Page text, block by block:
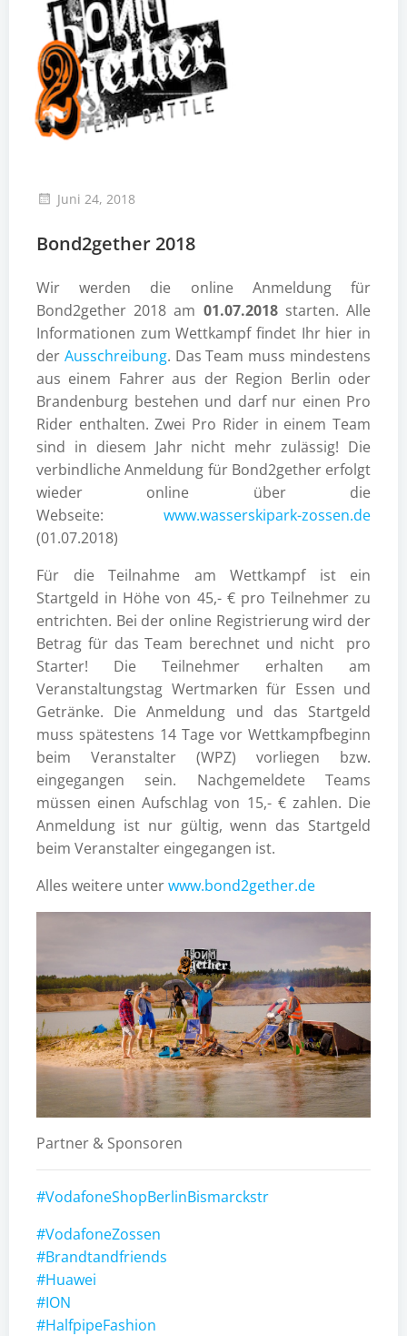
Juni 24, 2018
Bond2gether 2018
Wir werden die online Anmeldung für
Bond2gether 2018 am 01.07.2018starten. Alle
Informationen zum Wettkampf findet Ihr hier in
der Ausschreibung. Das Team muss mindestens
aus einem Fahrer aus der Region Berlin oder
Brandenburg bestehen und darf nur einen Pro
Rider enthalten. Zwei Pro Rider in einem Team
sind in diesem Jahr nicht mehr zulässig! Die
verbindliche Anmeldung für Bond2gether erfolgt
wieder online über die
Webseite: www.wasserskipark-zossen.de
(01.07.2018)
Für die Teilnahme am Wettkampf ist ein
Startgeld in Höhe von 45,- € pro Teilnehmer zu
entrichten. Bei der online Registrierung wird der
Betrag für das Team berechnet und nicht pro
Starter! Die Teilnehmer erhalten am
Veranstaltungstag Wertmarken für Essen und
Getränke. Die Anmeldung und das Startgeld
muss spätestens 14 Tage vor Wettkampfbeginn
beim Veranstalter (WPZ) vorliegen bzw.
eingegangen sein. Nachgemeldete Teams
müssen einen Aufschlag von 15,- € zahlen. Die
Anmeldung ist nur gültig, wenn das Startgeld
beim Veranstalter eingegangen ist.
Alles weitere unterwww.bond2gether.de
Partner & Sponsoren
#VodafoneShopBerlinBismarckstr
#VodafoneZossen
#Brandtandfriends
#Huawei
#ION
#HalfpipeFashion